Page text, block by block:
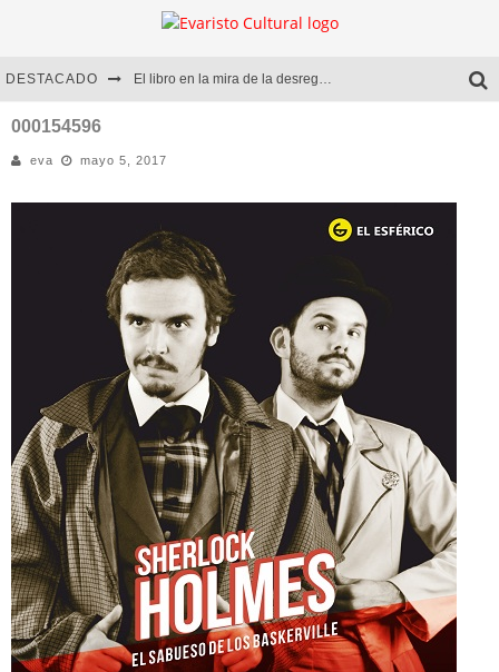
DESTACADO El libro en la mira de la desregulación
Diego Meret | Hotel Acapulco
000154596
eva mayo 5, 2017